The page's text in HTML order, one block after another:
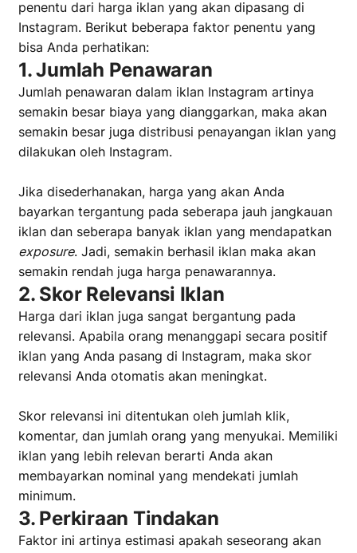
penentu dari harga iklan yang akan dipasang di
Instagram. Berikut beberapa faktor penentu yang
bisa Anda perhatikan:
1. Jumlah Penawaran
Jumlah penawaran dalam iklan Instagram artinya
semakin besar biaya yang dianggarkan, maka akan
semakin besar juga distribusi penayangan iklan yang
dilakukan oleh Instagram.
Jika disederhanakan, harga yang akan Anda
bayarkan tergantung pada seberapa jauh jangkauan
iklan dan seberapa banyak iklan yang mendapatkan
exposure. Jadi, semakin berhasil iklan maka akan
semakin rendah juga harga penawarannya.
2. Skor Relevansi Iklan
Harga dari iklan juga sangat bergantung pada
relevansi. Apabila orang menanggapi secara positif
iklan yang Anda pasang di Instagram, maka skor
relevansi Anda otomatis akan meningkat.
Skor relevansi ini ditentukan oleh jumlah klik,
komentar, dan jumlah orang yang menyukai. Memiliki
iklan yang lebih relevan berarti Anda akan
membayarkan nominal yang mendekati jumlah
minimum.
3. Perkiraan Tindakan
Faktor ini artinya estimasi apakah seseorang akan